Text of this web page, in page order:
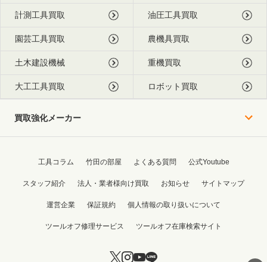
計測工具買取 油圧工具買取
園芸工具買取 農機具買取
土木建設機械 重機買取
大工工具買取 ロボット買取
買取強化メーカー
工具コラム 竹田の部屋 よくある質問 公式Youtube
スタッフ紹介 法人・業者様向け買取 お知らせ サイトマップ
運営企業 保証規約 個人情報の取り扱いについて
ツールオフ修理サービス ツールオフ在庫検索サイト